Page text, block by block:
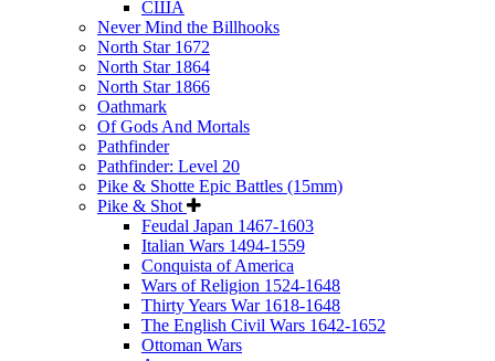
США
Never Mind the Billhooks
North Star 1672
North Star 1864
North Star 1866
Oathmark
Of Gods And Mortals
Pathfinder
Pathfinder: Level 20
Pike & Shotte Epic Battles (15mm)
Pike & Shot
Feudal Japan 1467-1603
Italian Wars 1494-1559
Conquista of America
Wars of Religion 1524-1648
Thirty Years War 1618-1648
The English Civil Wars 1642-1652
Ottoman Wars